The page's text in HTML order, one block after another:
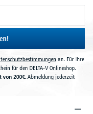
an. Für Ihre
für den DELTA-V Onlineshop.
von 200€.Abmeldung jederzeit